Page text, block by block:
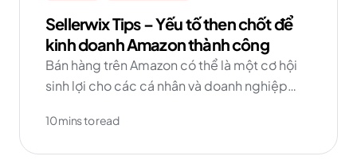
Sellerwix Tips – Yếu tố then chốt để
kinh doanh Amazon thành công
Bán hàng trên Amazon có thể là một cơ hội
sinh lợi cho các cá nhân và doanh nghiệp
doanh số bán hàng.
10 mins to read